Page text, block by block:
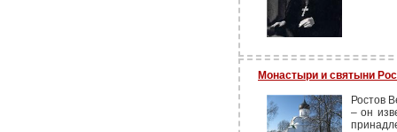
Монастыри и святыни
Ростов
– он